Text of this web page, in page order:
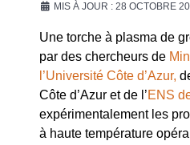
MIS À JOUR : 28 OCTOBRE
Une torche à plasma de
par des chercheurs de
l’Université Côte d’Azur,
Côte d’Azur et de l’ENS
expérimentalement les
à haute température